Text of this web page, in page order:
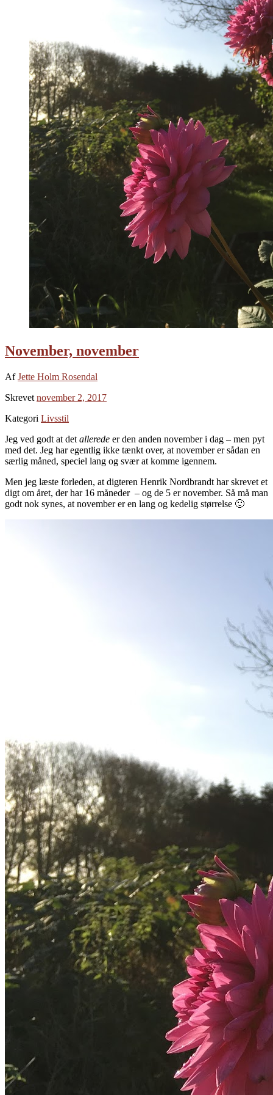
November, november
AfJette Holm Rosendal
Skrevet november 2, 2017
Kategori Livsstil
Jeg ved godt at det allerede er den anden november i dag – men pyt
med det. Jeg har egentlig ikke tænkt over, at november er sådan en
særlig måned, speciel lang og svær at komme igennem.
Men jeg læste forleden, at digteren Henrik Nordbrandt har skrevet et
digt om året, der har 16 måneder – og de 5 er november. Så må man
godt nok synes, at november er en lang og kedelig størrelse 🙂